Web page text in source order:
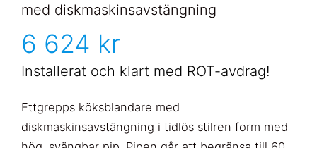
med diskmaskinsavstängning
6 624 kr
Installerat och klart med ROT-avdrag!
Ettgrepps köksblandare med
diskmaskinsavstängning i tidlös stilren form med